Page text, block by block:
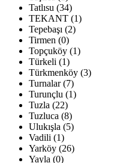
Tatlısu (34)
TEKANT (1)
Tepebaşı (2)
Tirmen (0)
Topçuköy (1)
Türkeli (1)
Türkmenköy (3)
Turnalar (7)
Turunçlu (1)
Tuzla (22)
Tuzluca (8)
Ulukışla (5)
Vadili (1)
Yarköy (26)
Yayla (0)